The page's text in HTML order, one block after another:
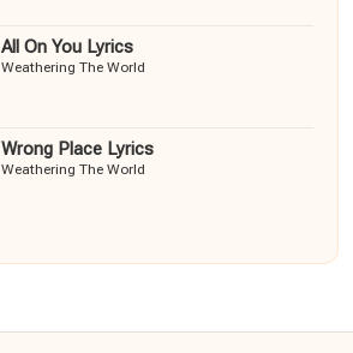
All On You Lyrics
Weathering The World
Wrong Place Lyrics
Weathering The World